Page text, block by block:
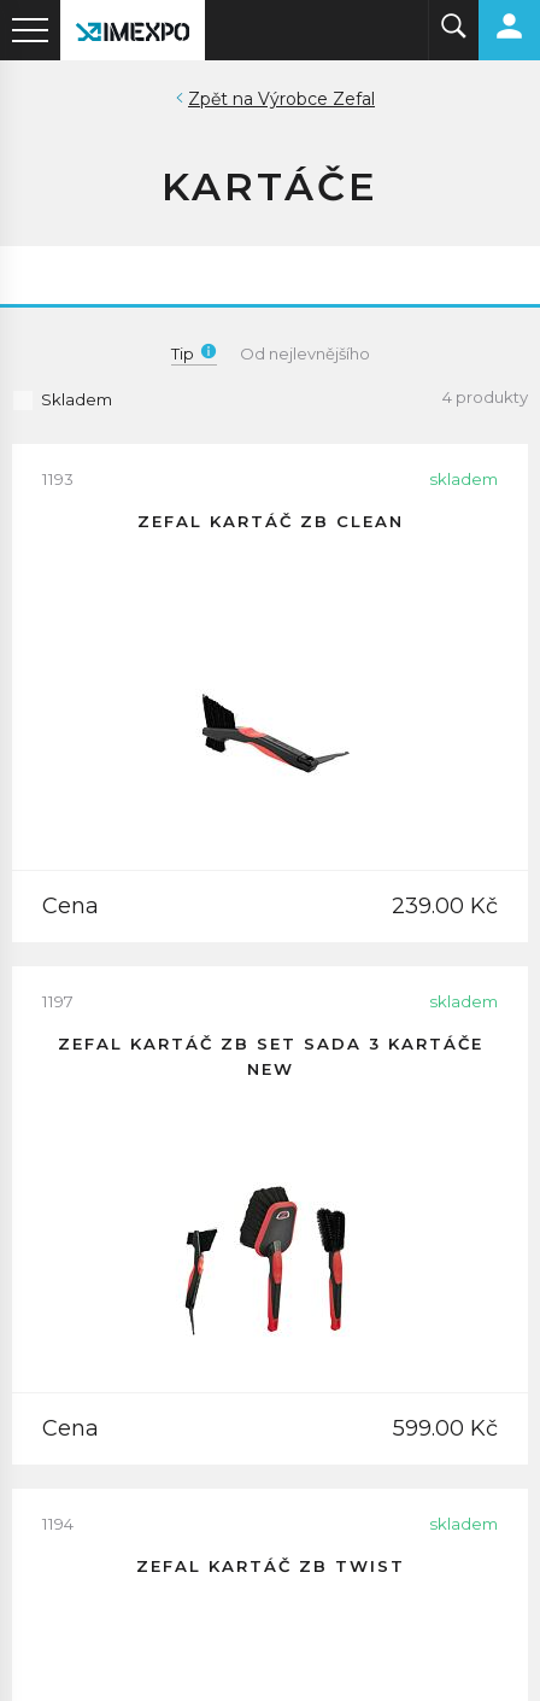
Výrobce Zefal
KARTÁČE
Tip Od nejlevnějšího
Skladem 4 produkty
1193 skladem
ZEFAL KARTÁČ ZB CLEAN
Cena 239.00 Kč
1197 skladem
ZEFAL KARTÁČ ZB SET SADA 3 KARTÁČE
NEW
Cena 599.00 Kč
1194 skladem
ZEFAL KARTÁČ ZB TWIST